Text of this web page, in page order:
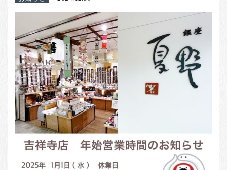
法人・飲食店のお客様
お客様の声
店舗紹介
お問い合わせ
お知らせ
箸ブログ
English